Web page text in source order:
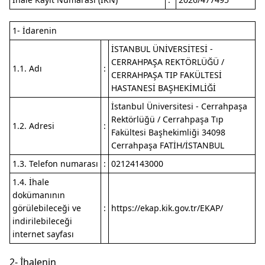
1- İdarenin
1.1. Adı :
İSTANBUL ÜNİVERSİTESİ -
CERRAHPAŞA REKTÖRLÜĞÜ /
CERRAHPAŞA TIP FAKÜLTESİ
HASTANESİ BAŞHEKİMLİĞİ
1.2. Adresi :
İstanbul Üniversitesi - Cerrahpaşa
Rektörlüğü / Cerrahpaşa Tıp
Fakültesi Başhekimliği 34098
Cerrahpaşa FATİH/İSTANBUL
1.3. Telefon numarası : 02124143000
1.4. İhale
dokümanının
görülebileceği ve
indirilebileceği
internet sayfası
: https://ekap.kik.gov.tr/EKAP/
2- İhalenin